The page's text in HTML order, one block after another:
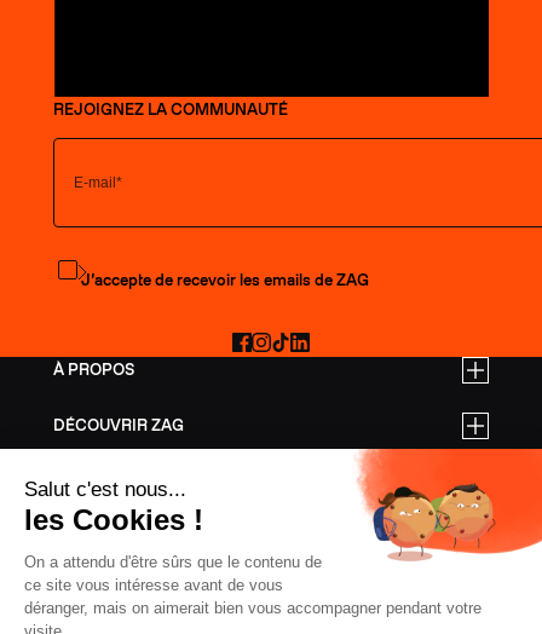
À PROPOS
DÉCOUVRIR ZAG
TARIFS PRO
AIDE
SKIS FREERIDE
REJOIGNEZ LA COMMUNAUTÉ
S'abonner à la newsletter
J’accepte de recevoir les emails de ZAG
Facebook
Instagram
TikTokLinkedIn